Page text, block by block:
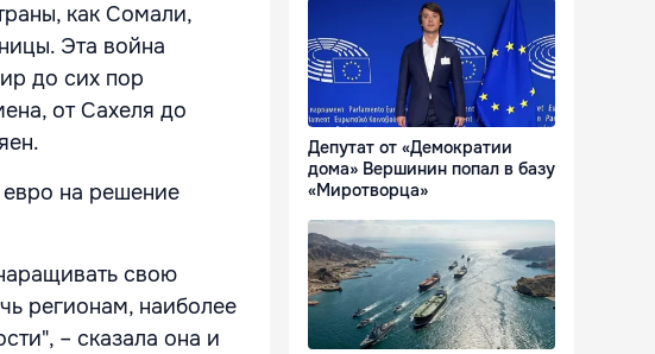
как Сомали,
Эта война
до сих пор
от Сахеля до
на решение
свою
регионам, наиболее
– сказала она и
Депутат от «Демократии
дома» Вершинин попал в базу
«Миротворца»